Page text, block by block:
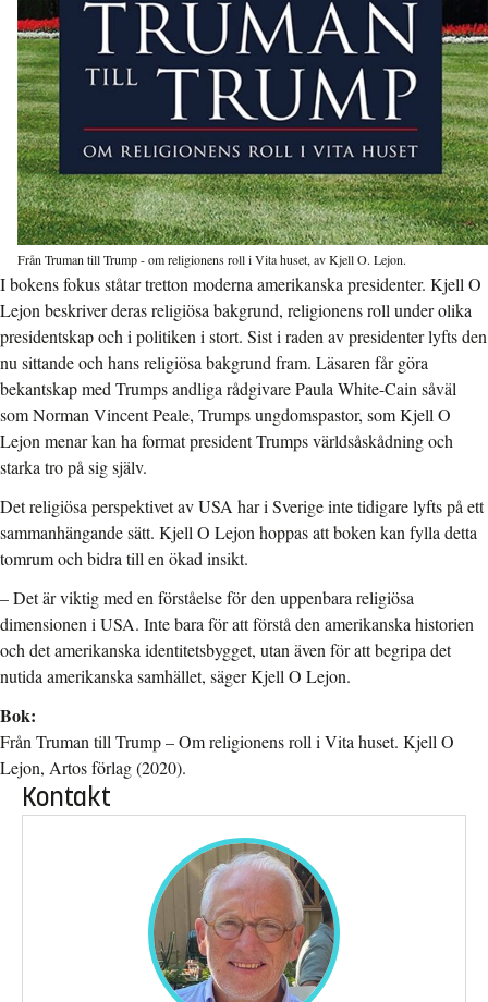
Från Truman till Trump - om religionens roll i Vita huset, av Kjell O. Lejon.
I bokens fokus ståtar tretton moderna amerikanska presidenter. Kjell O
Lejon beskriver deras religiösa bakgrund, religionens roll under olika
presidentskap och i politiken i stort. Sist i raden av presidenter lyfts den
nu sittande och hans religiösa bakgrund fram. Läsaren får göra
bekantskap med Trumps andliga rådgivare Paula White-Cain såväl
som Norman Vincent Peale, Trumps ungdomspastor, som Kjell O
Lejon menar kan ha format president Trumps världsåskådning och
starka tro på sig själv.
Det religiösa perspektivet av USA har i Sverige inte tidigare lyfts på ett
sammanhängande sätt. Kjell O Lejon hoppas att boken kan fylla detta
tomrum och bidra till en ökad insikt.
– Det är viktig med en förståelse för den uppenbara religiösa
dimensionen i USA. Inte bara för att förstå den amerikanska historien
och det amerikanska identitetsbygget, utan även för att begripa det
nutida amerikanska samhället, säger Kjell O Lejon.
Bok:
Från Truman till Trump – Om religionens roll i Vita huset. Kjell O
Lejon, Artos förlag (2020).
Kontakt